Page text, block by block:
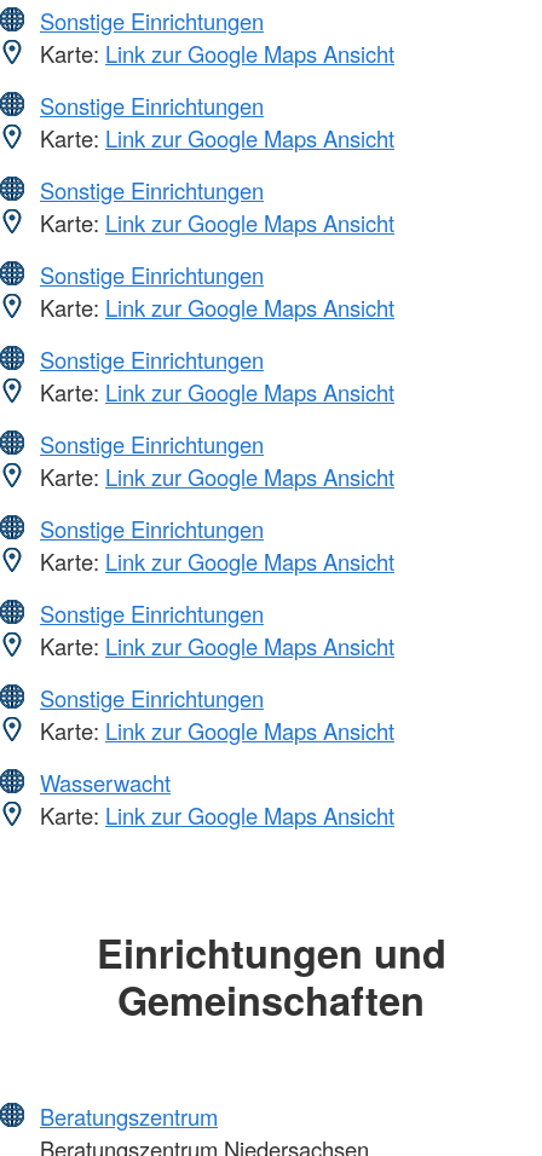
Sonstige Einrichtungen
Karte: Link zur Google Maps Ansicht
Sonstige Einrichtungen
Karte: Link zur Google Maps Ansicht
Sonstige Einrichtungen
Karte: Link zur Google Maps Ansicht
Sonstige Einrichtungen
Karte: Link zur Google Maps Ansicht
Sonstige Einrichtungen
Karte: Link zur Google Maps Ansicht
Sonstige Einrichtungen
Karte: Link zur Google Maps Ansicht
Sonstige Einrichtungen
Karte: Link zur Google Maps Ansicht
Sonstige Einrichtungen
Karte: Link zur Google Maps Ansicht
Sonstige Einrichtungen
Karte: Link zur Google Maps Ansicht
Wasserwacht
Karte: Link zur Google Maps Ansicht
Einrichtungen und
Gemeinschaften
Beratungszentrum
Beratungszentrum Niedersachsen